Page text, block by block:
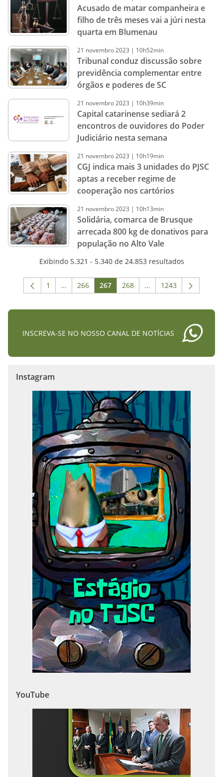
Acusado de matar companheira e
filho de três meses vai a júri nesta
quarta em Blumenau
21 novembro2023 | 10h52min
Tribunal conduz discussão sobre
previdência complementar entre
órgãos e poderes de SC
21 novembro2023 | 10h39min
Capital catarinense sediará 2
encontros de ouvidores do Poder
Judiciário nesta semana
21 novembro2023 | 10h19min
CGJ indica mais 3 unidades do PJSC
aptas a receber regime de
cooperação nos cartórios
21 novembro2023 | 10h13min
Solidária, comarca de Brusque
arrecada 800 kg de donativos para
população no Alto Vale
Exibindo 5.321 - 5.340 de 24.853 resultados
Página
1 ...Páginas intermediárias Usar ABA para navegar.
Página
266 Página
267 Página
268 ...PáginasPágina
1243
INSCREVA-SE NO NOSSO CANAL DE NOTÍCIAS
Instagram
YouTube